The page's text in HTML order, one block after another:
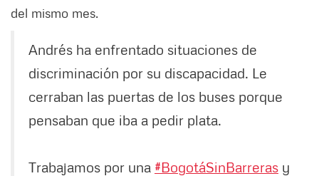
del mismo mes.
Andrés ha enfrentado situaciones de
discriminación por su discapacidad. Le
cerraban las puertas de los buses porque
pensaban que iba a pedir plata.
Trabajamos por una #BogotáSinBarreras y